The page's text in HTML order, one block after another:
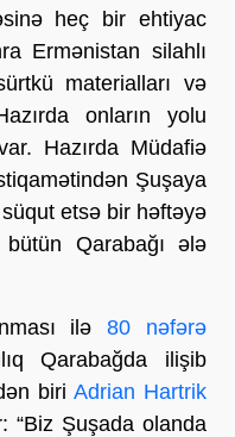
heç bir ehtiyac
Ermənistan silahlı
materialları və
onların yolu
Hazırda Müdafiə
Şuşaya
etsə bir həftəyə
Qarabağı ələ
ilə 80 nəfərə
Qarabağda ilişib
biri Adrian Hartrik
“Biz Şuşada olanda